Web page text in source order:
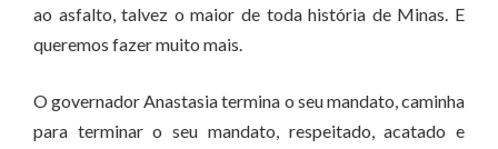
ao asfalto, talvez o maior de toda história de Minas. E
queremos fazer muito mais.
O governador Anastasia termina o seu mandato, caminha
para terminar o seu mandato, respeitado, acatado e